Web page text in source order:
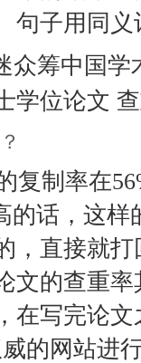
句子用同义
复制率在
的话，这
，直接就
文的查重
在写完论
的网站进